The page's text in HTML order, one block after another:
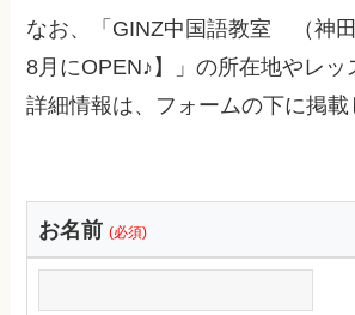
なお、「GINZ中国語教室 （神
8月にOPEN♪】」の所在地やレッ
詳細情報は、フォームの下に掲載
お名前 (必須)